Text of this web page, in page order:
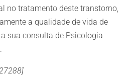
no tratamento deste transtorno,
a qualidade de vida de
sua consulta de Psicologia